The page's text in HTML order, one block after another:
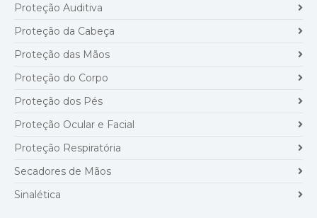
Proteção Auditiva
Proteção da Cabeça
Proteção das Mãos
Proteção do Corpo
Proteção dos Pés
Proteção Ocular e Facial
Proteção Respiratória
Secadores de Mãos
Sinalética